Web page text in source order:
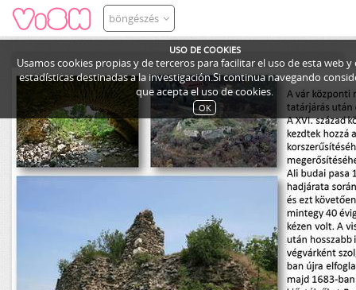
USO DE COOKIES
Usamos cookies propias y de terceros para facilitar el uso de esta web
estadísticas destinadas a la investigación.Si continua navegando
que acepta el uso de cookies.
OK
böngészés